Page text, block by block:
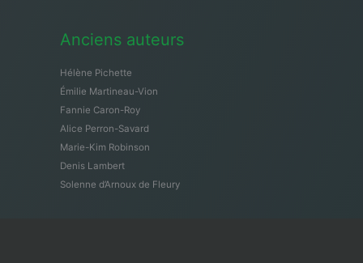
Anciens auteurs
Hélène Pichette
Émilie Martineau-Vion
Fannie Caron-Roy
Alice Perron-Savard
Marie-Kim Robinson
Denis Lambert
Solenne d’Arnoux de Fleury